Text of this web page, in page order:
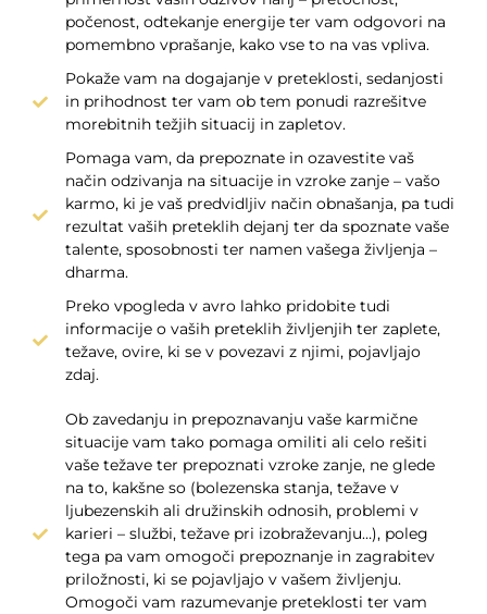
počenost, odtekanje energije ter vam odgovori na
pomembno vprašanje, kako vse to na vas vpliva.
Pokaže vam na dogajanje v preteklosti, sedanjosti
in prihodnost ter vam ob tem ponudi razrešitve
morebitnih težjih situacij in zapletov.
Pomaga vam, da prepoznate in ozavestite vaš
način odzivanja na situacije in vzroke zanje – vašo
karmo, ki je vaš predvidljiv način obnašanja, pa tudi
rezultat vaših preteklih dejanj ter da spoznate vaše
talente, sposobnosti ter namen vašega življenja –
dharma.
Preko vpogleda v avro lahko pridobite tudi
informacije o vaših preteklih življenjih ter zaplete,
težave, ovire, ki se v povezavi z njimi, pojavljajo
zdaj.
Ob zavedanju in prepoznavanju vaše karmične
situacije vam tako pomaga omiliti ali celo rešiti
vaše težave ter prepoznati vzroke zanje, ne glede
na to, kakšne so (bolezenska stanja, težave v
ljubezenskih ali družinskih odnosih, problemi v
karieri – službi, težave pri izobraževanju…), poleg
tega pa vam omogoči prepoznanje in zagrabitev
priložnosti, ki se pojavljajo v vašem življenju.
Omogoči vam razumevanje preteklosti ter vam